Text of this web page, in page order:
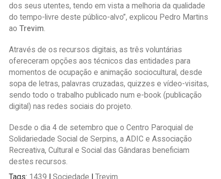
dos seus utentes, tendo em vista a melhoria da qualidade
do tempo-livre deste público-alvo”, explicou Pedro Martins
ao Trevim.
Através de os recursos digitais, as três voluntárias
ofereceram opções aos técnicos das entidades para
momentos de ocupação e animação sociocultural, desde
sopa de letras, palavras cruzadas, quizzes e vídeo-visitas,
sendo todo o trabalho publicado num e-book (publicação
digital) nas redes sociais do projeto.
Desde o dia 4 de setembro que o Centro Paroquial de
Solidariedade Social de Serpins, a ADIC e Associação
Recreativa, Cultural e Social das Gândaras beneficiam
destes recursos.
Tags: 1439 Sociedade Trevim